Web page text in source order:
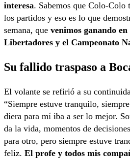
interesa. Sabemos que Colo-Colo
los partidos y eso es lo que
semana, que venimos ganando
Libertadores y el Campeonato
Su fallido traspaso a
El volante se refirió a su
“Siempre estuve tranquilo,
diera para mí iba a ser lo mejor.
da la vida, momentos de
para otro, pero siempre estuve
feliz. El profe y todos mis